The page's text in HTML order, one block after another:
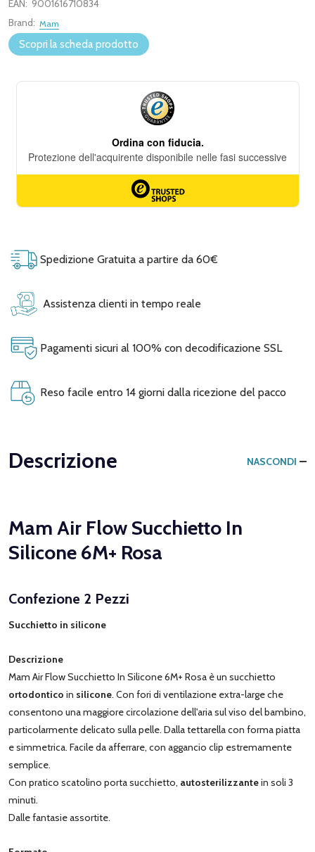
EAN: 9001616710834
Brand: Mam
Scopri la scheda prodotto
Spedizione Gratuita a partire da 60€
Assistenza clienti in tempo reale
Pagamenti sicuri al 100% con decodificazione SSL
Reso facile entro 14 giorni dalla ricezione del pacco
Descrizione NASCONDI
Mam Air Flow Succhietto In
Silicone 6M+ Rosa
Confezione 2 Pezzi
Succhietto in silicone
Descrizione
Mam Air Flow Succhietto In Silicone 6M+ Rosa è un succhietto
ortodontico in silicone. Con fori di ventilazione extra-large che
consentono una maggiore circolazione dell'aria sul viso del bambino,
particolarmente delicato sulla pelle. Dalla tettarella con forma piatta
e simmetrica. Facile da afferrare, con aggancio clip estremamente
semplice.
Con pratico scatolino porta succhietto, autosterilizzantein soli 3
minuti.
Dalle fantasie assortite.